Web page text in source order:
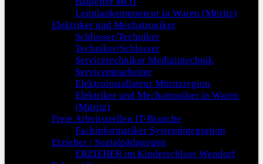
Leitplankenmonteur in Waren (Müritz)
Elektriker und Mechatroniker
Schlosser/Techniker
Techniker/Schlosser
Servicetechniker Medizintechnik
Servicemitarbeiter
Elektroinstallateur Müritzregion
Elektriker und Mechatroniker in Waren
(Müritz)
Freie Arbeitsstellen IT-Branche
Fachinformatiker Systemintegration
Erzieher / Sozialpädagogen
ERZIEHER im Kinderschloss Wendorf